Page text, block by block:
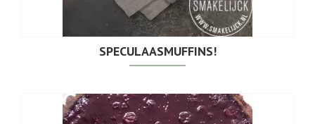
SPECULAASMUFFINS!